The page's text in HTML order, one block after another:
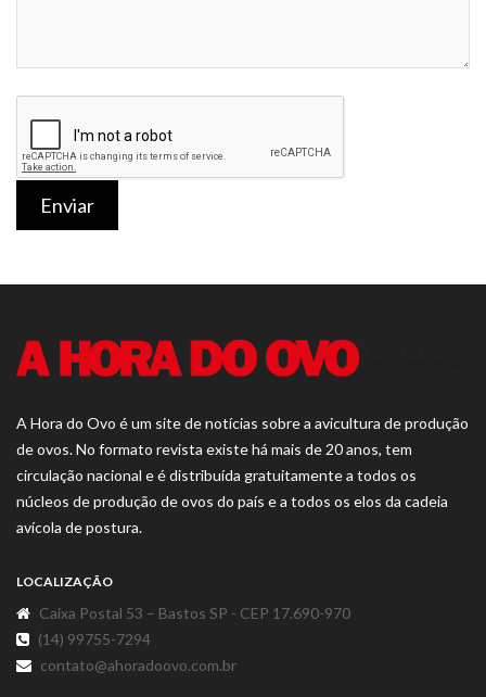
Enviar
A Hora do Ovo é um site de notícias sobre a avicultura de produção
de ovos. No formato revista existe há mais de 20 anos, tem
circulação nacional e é distribuída gratuitamente a todos os
núcleos de produção de ovos do país e a todos os elos da cadeia
avícola de postura.
LOCALIZAÇÃO
Caixa Postal 53 – Bastos SP - CEP 17.690-970
(14) 99755-7294
contato@ahoradoovo.com.br